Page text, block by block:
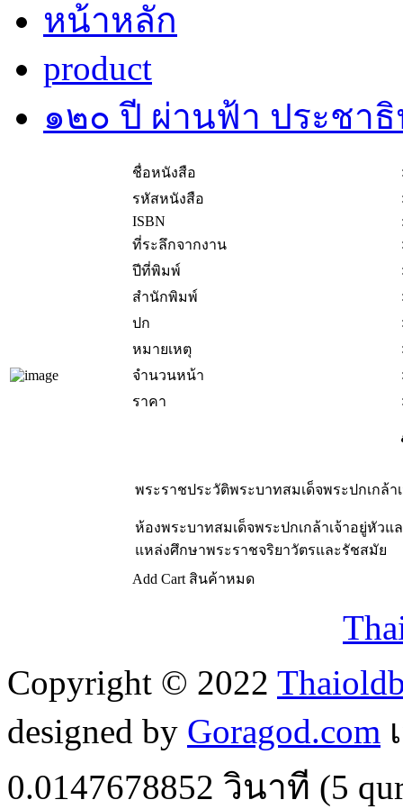
หน้าหลัก
product
๑๒๐ ปี ผ่านฟ้า ประชา
ชื่อหนังสือ
รหัสหนังสือ
ISBN
ที่ระลึกจากงาน
ปีที่พิมพ์
สำนักพิมพ์
ปก
หมายเหตุ
จำนวนหน้า
ราคา
พระราชประวัติพระบาทสมเด็จพระปกเกล้า
ห้องพระบาทสมเด็จพระปกเกล้าเจ้าอยู่หัว
แหล่งศึกษาพระราชจริยาวัตรและรัชสมัย
Add Cart สินค้าหมด
Copyright © 2022
designed by Goragod.com
0.0147678852 วินาที (5